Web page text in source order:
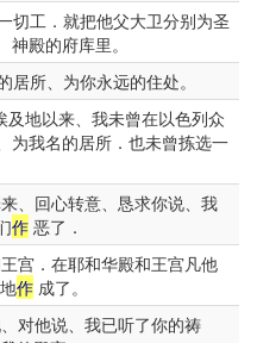
切工．就把他父大卫分别为圣
殿的府库里。
居所、为你永远的住处。
地以来、我未曾在以色列众
为我名的居所．也未曾拣选一
、回心转意、恳求你说、我
作恶了．
宫．在耶和华殿和王宫凡他
作成了。
对他说、我已听了你的祷